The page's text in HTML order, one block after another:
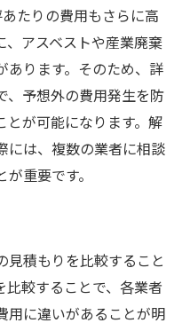
たりの費用もさらに高
、アスベストや産業廃棄
あります。そのため、詳
、予想外の費用発生を防
とが可能になります。解
には、複数の業者に相談
重要です。
見積もりを比較すること
比較することで、各業者
用に違いがあることが明